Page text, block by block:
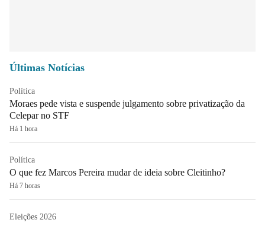
Últimas Notícias
Política
Moraes pede vista e suspende julgamento sobre privatização da
Celepar no STF
Há 1 hora
Política
O que fez Marcos Pereira mudar de ideia sobre Cleitinho?
Há 7 horas
Eleições 2026